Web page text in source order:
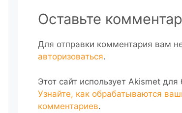
Оставьте
Для отправки комментария вам
авторизоваться.
Этот сайт использует Akismet
Узнайте, как обрабатываются
комментариев.